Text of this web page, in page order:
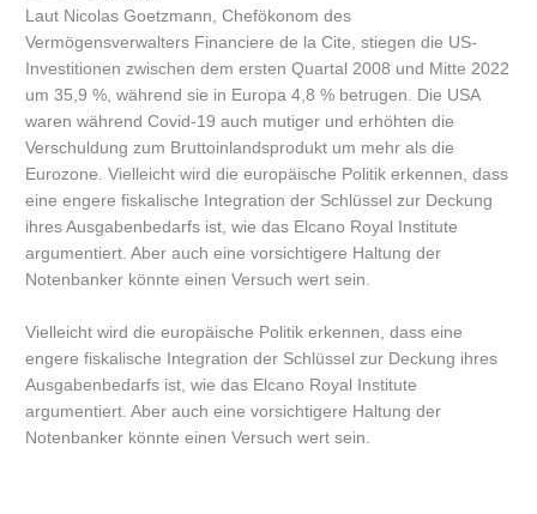
Laut Nicolas Goetzmann, Chefökonom des
Vermögensverwalters Financiere de la Cite, stiegen die US-
Investitionen zwischen dem ersten Quartal 2008 und Mitte 2022
um 35,9 %, während sie in Europa 4,8 % betrugen. Die USA
waren während Covid-19 auch mutiger und erhöhten die
Verschuldung zum Bruttoinlandsprodukt um mehr als die
Eurozone. Vielleicht wird die europäische Politik erkennen, dass
eine engere fiskalische Integration der Schlüssel zur Deckung
ihres Ausgabenbedarfs ist, wie das Elcano Royal Institute
argumentiert. Aber auch eine vorsichtigere Haltung der
Notenbanker könnte einen Versuch wert sein.
Vielleicht wird die europäische Politik erkennen, dass eine
engere fiskalische Integration der Schlüssel zur Deckung ihres
Ausgabenbedarfs ist, wie das Elcano Royal Institute
argumentiert. Aber auch eine vorsichtigere Haltung der
Notenbanker könnte einen Versuch wert sein.